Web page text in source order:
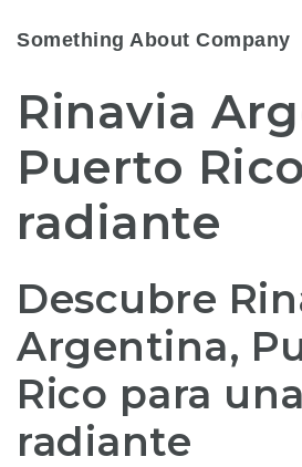
Something About Company
Rinavia
Puerto
radiante
Descubre
Argentina,
Rico para
radiante